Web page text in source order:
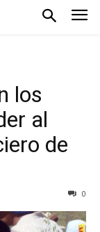
los
al
de
0